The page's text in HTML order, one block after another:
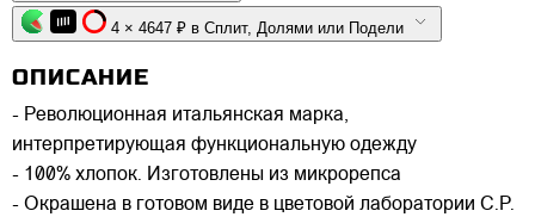
4 × 4647 ₽ в Сплит, Долями или Подели
ОПИСАНИЕ
- Революционная итальянская марка,
интерпретирующая функциональную одежду
- 100% хлопок. Изготовлены из микрорепса
- Окрашена в готовом виде в цветовой лаборатории C.P.